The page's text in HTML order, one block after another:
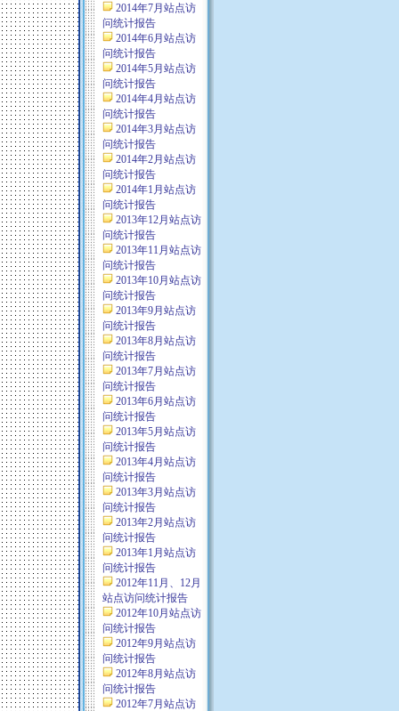
2014年7月站点访
问统计报告
2014年6月站点访
问统计报告
2014年5月站点访
问统计报告
2014年4月站点访
问统计报告
2014年3月站点访
问统计报告
2014年2月站点访
问统计报告
2014年1月站点访
问统计报告
2013年12月站点访
问统计报告
2013年11月站点访
问统计报告
2013年10月站点访
问统计报告
2013年9月站点访
问统计报告
2013年8月站点访
问统计报告
2013年7月站点访
问统计报告
2013年6月站点访
问统计报告
2013年5月站点访
问统计报告
2013年4月站点访
问统计报告
2013年3月站点访
问统计报告
2013年2月站点访
问统计报告
2013年1月站点访
问统计报告
2012年11月、12月
站点访问统计报告
2012年10月站点访
问统计报告
2012年9月站点访
问统计报告
2012年8月站点访
问统计报告
2012年7月站点访